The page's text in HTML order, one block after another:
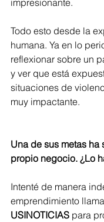
Todo esto desde la
humana. Ya en lo
reflexionar sobre un
y ver que está
situaciones de
muy impactante.
Una de sus metas ha
propio negocio. ¿Lo
Intenté de manera
emprendimiento
USINOTICIAS para